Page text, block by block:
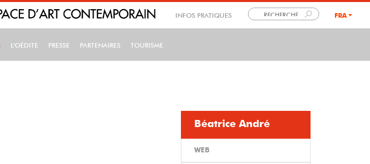
INFOS PRATIQUES FRA
L'OÉDITE PRESSE PARTENAIRES TOURISME
Béatrice André
WEB